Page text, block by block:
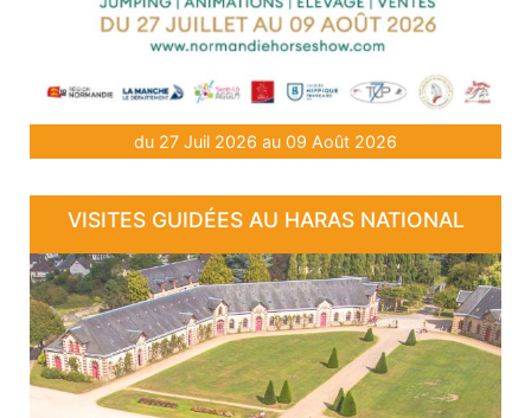
du 27 Juil 2026 au 09 Août 2026
VISITES GUIDÉES AU HARAS NATIONAL